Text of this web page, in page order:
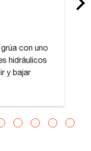
con uno
hidráulicos
y bajar